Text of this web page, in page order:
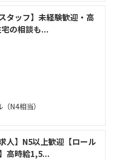
タッフ】未経験歓迎・高
の相談も...
N4相当）
人】N5以上歓迎【ロール
高時給1,5...